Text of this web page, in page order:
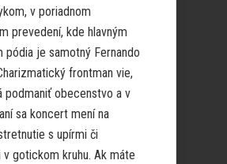
v poriadnom
prevedení, kde hlavným
pódia je samotný Fernando
frontman vie,
podmaniť obecenstvo a v
sa koncert mení na
s upírmi či
v gotickom kruhu. Ak máte